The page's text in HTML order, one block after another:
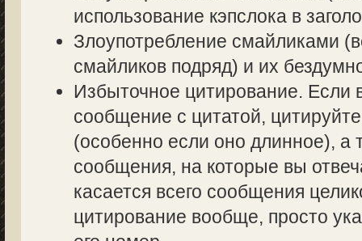
использование кэпслока в
Злоупотребление смайликами
смайликов подряд) и их
Избыточное цитирование. Если
сообщение с цитатой,
(особенно если оно длинное), а
сообщения, на которые вы
касается всего сообщения
цитирование вообще, просто